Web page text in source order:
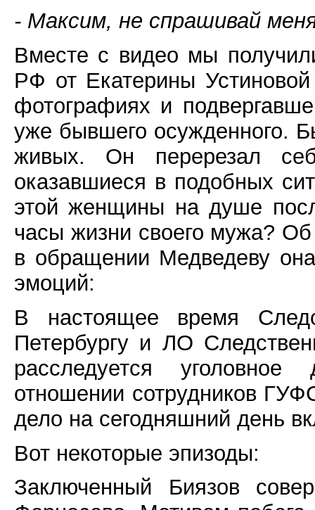
- Максим, не спрашивай
Вместе с видео мы
РФ от Екатерины
фотографиях и
уже бывшего осужденного.
живых. Он перерезал
оказавшиеся в подобных
этой женщины на душе
часы жизни своего мужа?
в обращении Медведеву
эмоций:
В настоящее время
Петербургу и ЛО
расследуется
отношении сотрудников
дело на сегодняшний день
Вот некоторые эпизоды:
Заключенный Биязов